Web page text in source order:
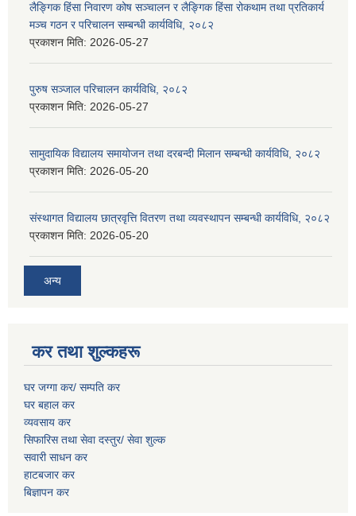
लैङ्गिक हिंसा निवारण कोष सञ्चालन र लैङ्गिक हिंसा रोकथाम तथा प्रतिकार्य
मञ्च गठन र परिचालन सम्बन्धी कार्यविधि, २०८२
प्रकाशन मिति: 2026-05-27
पुरुष सञ्जाल परिचालन कार्यविधि, २०८२
प्रकाशन मिति: 2026-05-27
सामुदायिक विद्यालय समायोजन तथा दरबन्दी मिलान सम्बन्धी कार्यविधि, २०८२
प्रकाशन मिति: 2026-05-20
संस्थागत विद्यालय छात्रवृत्ति वितरण तथा व्यवस्थापन सम्बन्धी कार्यविधि, २०८२
प्रकाशन मिति: 2026-05-20
अन्य
कर तथा शुल्कहरू
घर जग्गा कर/ सम्पति कर
घर बहाल कर
व्यवसाय कर
सिफारिस तथा सेवा दस्तुर/ सेवा शुल्क
सवारी साधन कर
हाटबजार कर
बिज्ञापन कर